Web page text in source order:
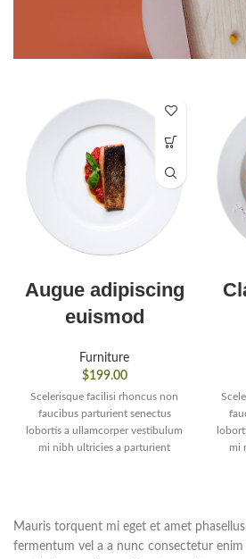
Augue adipiscing
euismod
Furniture
$199.00
Scelerisque facilisi rhoncus non
faucibus parturient senectus
lobortis a ullamcorper vestibulum
mi nibh ultricies a parturient
mi
Mauris torquent mi eget et amet
fermentum vel a a nunc consectetur